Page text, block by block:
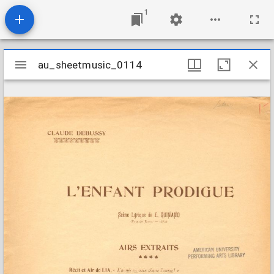
1
Mirador
viewer
au_sheetmusic_0114
au_sheetmusic_0114